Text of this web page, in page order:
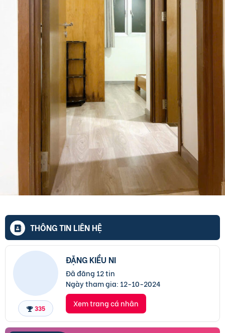
THÔNG TIN LIÊN HỆ
335
ĐẶNG KIỀU NI
Đã đăng 12 tin
Ngày tham gia: 12-10-2024
Xem trang cá nhân